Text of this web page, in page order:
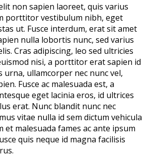
non sapien laoreet, quis varius
porttitor vestibulum nibh, eget
ut. Fusce interdum, erat sit amet
nulla lobortis nunc, sed varius
Cras adipiscing, leo sed ultricies
nisi, a porttitor erat sapien id
urna, ullamcorper nec nunc vel,
Fusce ac malesuada est, a
eget lacinia eros, id ultrices
erat. Nunc blandit nunc nec
vitae nulla id sem dictum vehicula
et malesuada fames ac ante ipsum
quis neque id magna facilisis